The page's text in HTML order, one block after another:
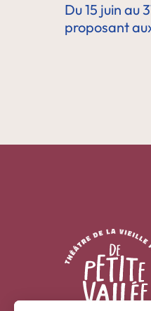
Du 15 juin au
proposant